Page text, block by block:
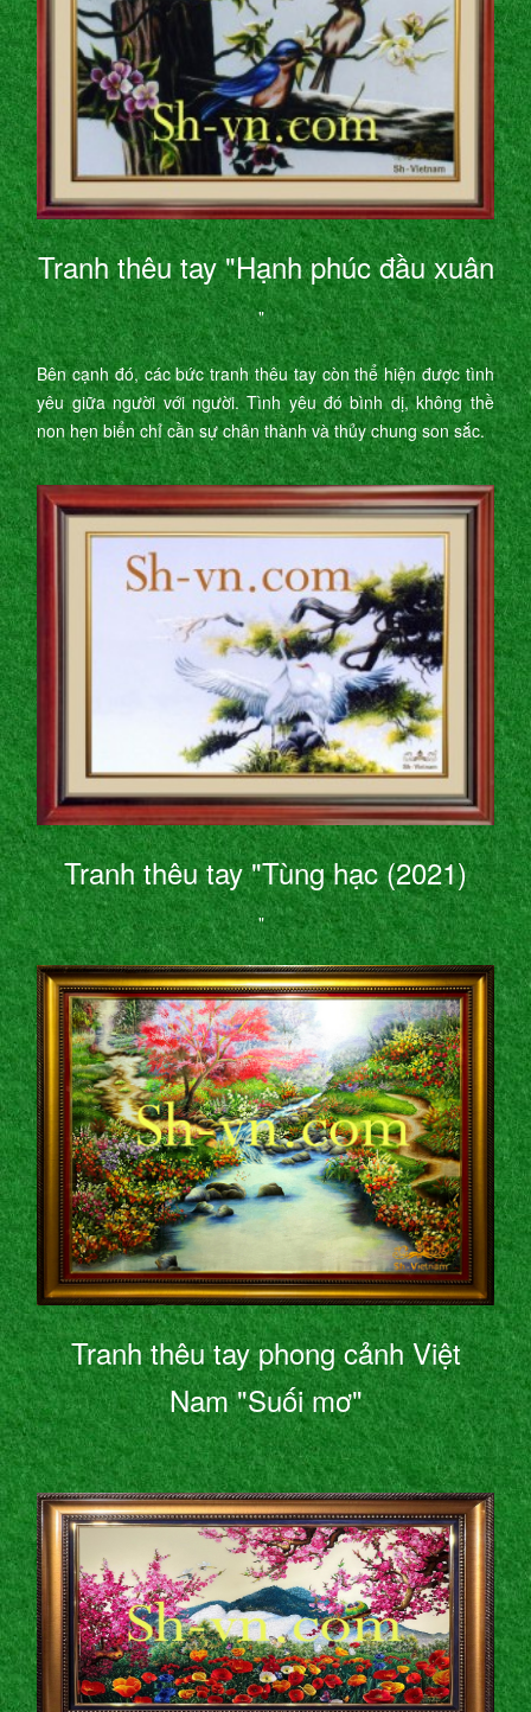
Tranh thêu tay "Hạnh phúc đầu xuân
"
Bên cạnh đó, các bức tranh thêu tay còn thể hiện được tình
yêu giữa người với người. Tình yêu đó bình dị, không thề
non hẹn biển chỉ cần sự chân thành và thủy chung son sắc.
Tranh thêu tay "Tùng hạc (2021)
"
Tranh thêu tay phong cảnh Việt
Nam "Suối mơ"